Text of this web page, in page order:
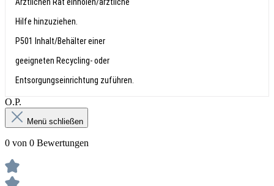
Hilfe hinzuziehen.
P501 Inhalt/Behälter einer
geeigneten Recycling- oder
Entsorgungseinrichtung zuführen.
О.Р.
Menü schließen
0 von 0 Bewertungen